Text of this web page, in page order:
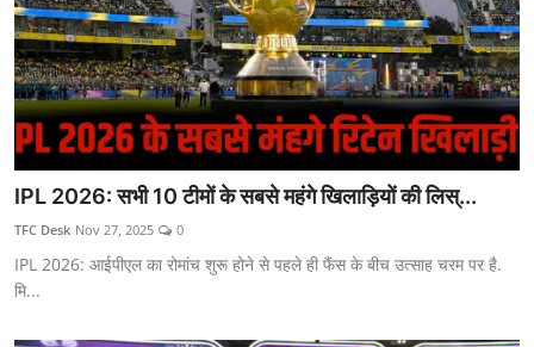
IPL 2026: सभी 10 टीमों के सबसे महंगे खिलाड़ियों की लिस्...
TFC Desk Nov 27, 2025 0
IPL 2026: आईपीएल का रोमांच शुरू होने से पहले ही फैंस के बीच उत्साह चरम पर है.
मि...